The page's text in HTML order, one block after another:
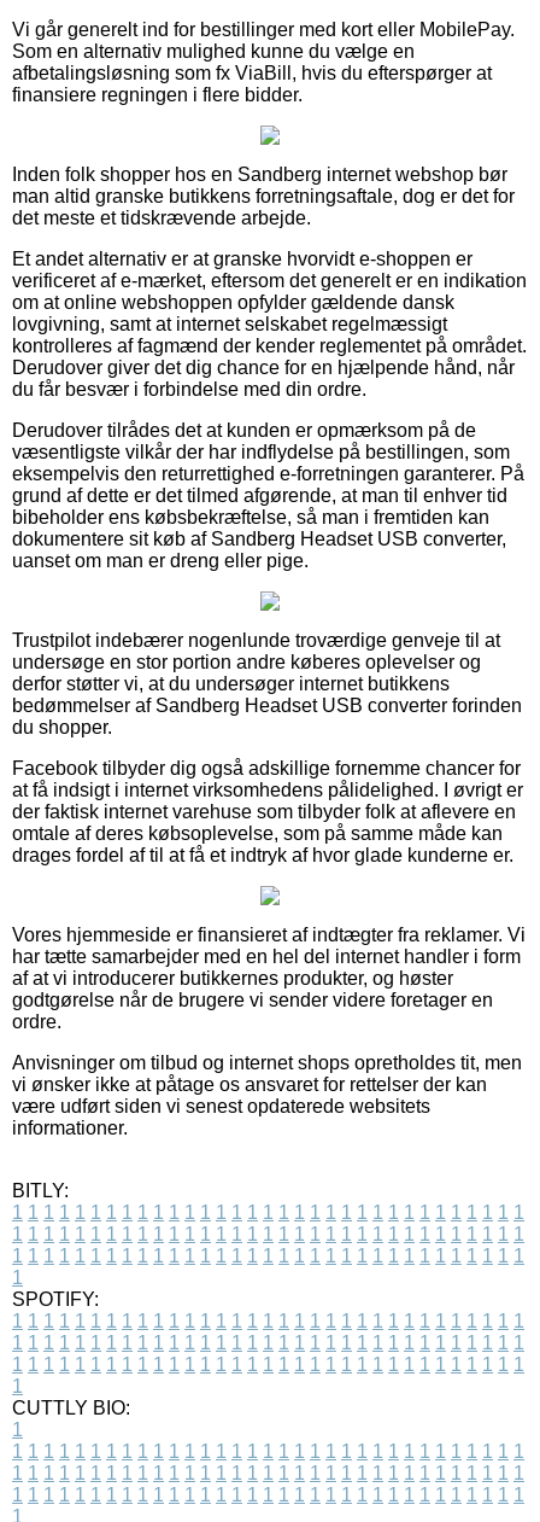
Vi går generelt ind for bestillinger med kort eller MobilePay.
Som en alternativ mulighed kunne du vælge en
afbetalingsløsning som fx ViaBill, hvis du efterspørger at
finansiere regningen i flere bidder.
Inden folk shopper hos en Sandberg internet webshop bør
man altid granske butikkens forretningsaftale, dog er det for
det meste et tidskrævende arbejde.
Et andet alternativ er at granske hvorvidt e-shoppen er
verificeret af e-mærket, eftersom det generelt er en indikation
om at online webshoppen opfylder gældende dansk
lovgivning, samt at internet selskabet regelmæssigt
kontrolleres af fagmænd der kender reglementet på området.
Derudover giver det dig chance for en hjælpende hånd, når
du får besvær i forbindelse med din ordre.
Derudover tilrådes det at kunden er opmærksom på de
væsentligste vilkår der har indflydelse på bestillingen, som
eksempelvis den returrettighed e-forretningen garanterer. På
grund af dette er det tilmed afgørende, at man til enhver tid
bibeholder ens købsbekræftelse, så man i fremtiden kan
dokumentere sit køb af Sandberg Headset USB converter,
uanset om man er dreng eller pige.
Trustpilot indebærer nogenlunde troværdige genveje til at
undersøge en stor portion andre køberes oplevelser og
derfor støtter vi, at du undersøger internet butikkens
bedømmelser af Sandberg Headset USB converter forinden
du shopper.
Facebook tilbyder dig også adskillige fornemme chancer for
at få indsigt i internet virksomhedens pålidelighed. I øvrigt er
der faktisk internet varehuse som tilbyder folk at aflevere en
omtale af deres købsoplevelse, som på samme måde kan
drages fordel af til at få et indtryk af hvor glade kunderne er.
Vores hjemmeside er finansieret af indtægter fra reklamer. Vi
har tætte samarbejder med en hel del internet handler i form
af at vi introducerer butikkernes produkter, og høster
godtgørelse når de brugere vi sender videre foretager en
ordre.
Anvisninger om tilbud og internet shops opretholdes tit, men
vi ønsker ikke at påtage os ansvaret for rettelser der kan
være udført siden vi senest opdaterede websitets
informationer.
BITLY:
1 1 1 1 1 1 1 1 1 1 1 1 1 1 1 1 1 1 1 1 1 1 1 1 1 1 1 1 1 1 1 1 1
1 1 1 1 1 1 1 1 1 1 1 1 1 1 1 1 1 1 1 1 1 1 1 1 1 1 1 1 1 1 1 1 1
1 1 1 1 1 1 1 1 1 1 1 1 1 1 1 1 1 1 1 1 1 1 1 1 1 1 1 1 1 1 1 1 1
1
SPOTIFY:
1 1 1 1 1 1 1 1 1 1 1 1 1 1 1 1 1 1 1 1 1 1 1 1 1 1 1 1 1 1 1 1 1
1 1 1 1 1 1 1 1 1 1 1 1 1 1 1 1 1 1 1 1 1 1 1 1 1 1 1 1 1 1 1 1 1
1 1 1 1 1 1 1 1 1 1 1 1 1 1 1 1 1 1 1 1 1 1 1 1 1 1 1 1 1 1 1 1 1
1
CUTTLY BIO:
1
1 1 1 1 1 1 1 1 1 1 1 1 1 1 1 1 1 1 1 1 1 1 1 1 1 1 1 1 1 1 1 1 1
1 1 1 1 1 1 1 1 1 1 1 1 1 1 1 1 1 1 1 1 1 1 1 1 1 1 1 1 1 1 1 1 1
1 1 1 1 1 1 1 1 1 1 1 1 1 1 1 1 1 1 1 1 1 1 1 1 1 1 1 1 1 1 1 1 1
1